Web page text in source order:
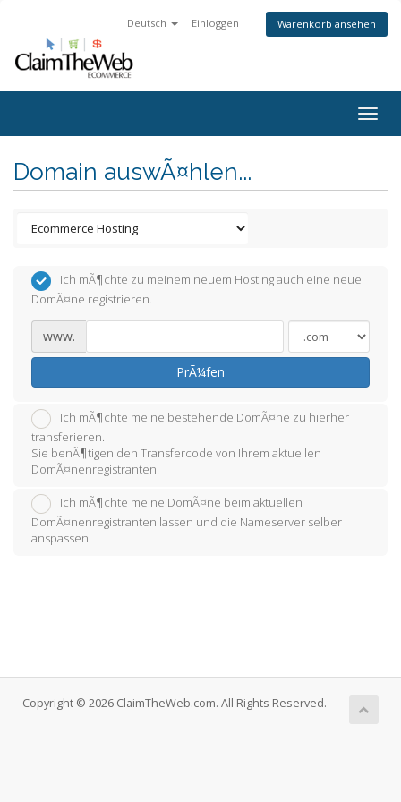
Deutsch Einloggen Warenkorb ansehen
Domain auswÃ¤hlen...
Ich mÃ¶chte zu meinem neuem Hosting auch eine neue
DomÃ¤ne registrieren.
www.
PrÃ¼fen
Ich mÃ¶chte meine bestehende DomÃ¤ne zu hierher
transferieren.
Sie benÃ¶tigen den Transfercode von Ihrem aktuellen
DomÃ¤nenregistranten.
Ich mÃ¶chte meine DomÃ¤ne beim aktuellen
DomÃ¤nenregistranten lassen und die Nameserver selber
anspassen.
Copyright © 2026 ClaimTheWeb.com. All Rights Reserved.